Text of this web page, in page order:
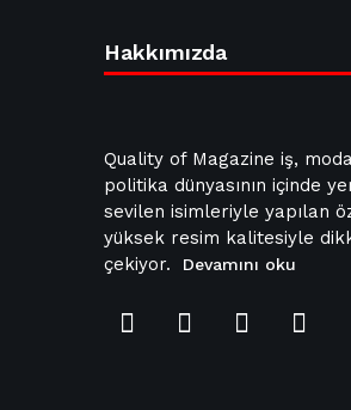
Hakkımızda
Quality of Magazine iş,
politika dünyasının içinde
sevilen isimleriyle yapılan
yüksek resim kalitesiyle
çekiyor.
Devamını oku